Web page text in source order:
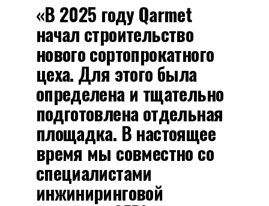
«В 2025 году Qarmet
начал строительство
нового сортопрокатного
цеха. Для этого была
определена и тщательно
подготовлена отдельная
площадка. В настоящее
время мы совместно со
специалистами
инжиниринговой